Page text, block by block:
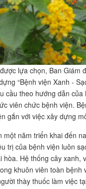
lựa chọn, Ban Giám
“Bệnh viện Xanh -
cầu theo hướng dẫn
viên chức bệnh viện.
gắn với việc xây dựng
một năm triển khai đến
trị của bệnh viện luôn
hòa. Hệ thống cây xanh,
khuôn viên toàn
thày thuốc làm việc